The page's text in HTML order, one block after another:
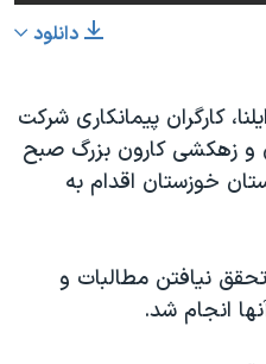
1080p
دانلود
کارگران پیمانکاری شرکت
و زهکشی کارون بزرگ صبح
خوزستان اقدام به
نیافتن مطالبات و
انجام شد.